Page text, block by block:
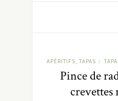
APÉRITIFS, TAPAS /
Pince de
crevettes